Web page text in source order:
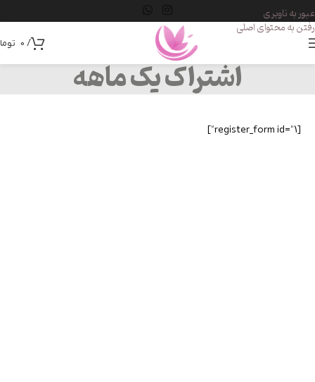
عبور به ناوبری
رفتن به محتوای اصلی
/
0
اشتراک یک ماهه
[register_form id="1"]